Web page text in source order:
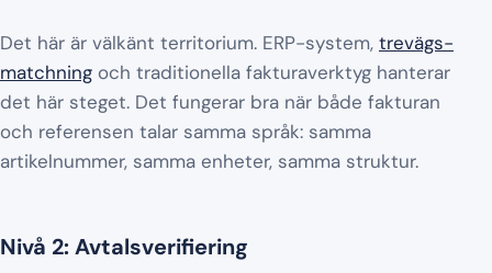
Det här är välkänt territorium. ERP-system, trevägs-
matchning och traditionella fakturaverktyg hanterar
det här steget. Det fungerar bra när både fakturan
och referensen talar samma språk: samma
artikelnummer, samma enheter, samma struktur.
Nivå 2: Avtalsverifiering